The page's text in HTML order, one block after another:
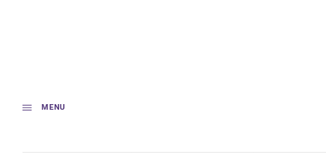
MENU
Accueil Œnotourisme [Nos circuits œnotourisme #27] Gigondas Badass